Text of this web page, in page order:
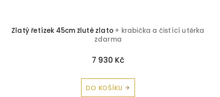
Zlatý řetízek 45cm žluté zlato + krabička a čistící utěrka
zdarma
7 930 Kč
DO KOŠÍKU